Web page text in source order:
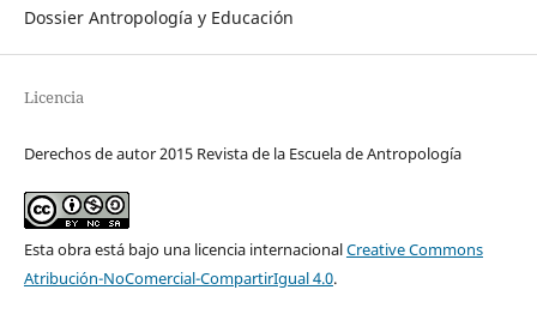
Dossier Antropología y Educación
Licencia
Derechos de autor 2015 Revista de la Escuela de Antropología
Esta obra está bajo una licencia internacionalCreative Commons
Atribución-NoComercial-CompartirIgual 4.0.